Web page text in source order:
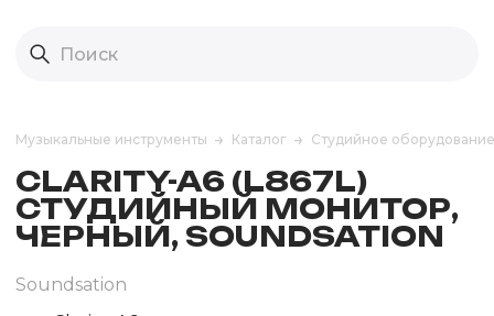
Музыкальные инструменты Каталог Студийное оборудование
CLARITY-A6 (L867L)
СТУДИЙНЫЙ МОНИТОР,
ЧЕРНЫЙ, SOUNDSATION
Soundsation